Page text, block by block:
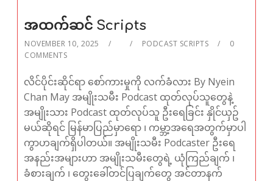
အထက်ဆင် Scripts
NOVEMBER 10, 2025 PODCAST SCRIPTS
0
COMMENTS
လိင်ပိုင်းဆိုင်ရာ စော်ကားမှုကို လက်ခံလား By Nyein
Chan May အမျိုးသမီး Podcast ထုတ်လုပ်သူတွေနဲ့
အမျိုးသား Podcast ထုတ်လုပ်သူ ဦးရေခြင်း နှိုင်ယှဥ်
မယ်ဆိုရင် မြန်မာပြည်မှာရော ၊ ကမ္ဘာ့အရေအတွက်မှာပါ
ကွာဟချက်ရှိပါတယ်။ အမျိုးသမီး Podcaster ဦးရေ
အနည်းအများဟာ အမျိုးသမီးတွေရဲ့ ယုံကြည်ချက် ၊​
ခံစားချက် ၊ တွေးခေါ်တင်ပြချက်တွေ အင်တာနက်